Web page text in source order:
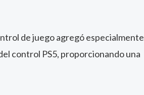
de juego agregó especialmente
control PS5, proporcionando una